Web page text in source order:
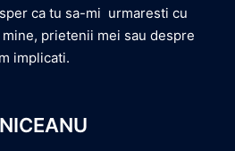
ca tu sa-mi urmaresti cu
prietenii mei sau despre
implicati.